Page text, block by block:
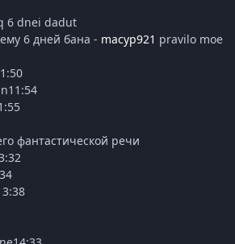
6 dnei dadut
6 дней бана - macyp921 pravilo moe
фантастической речи